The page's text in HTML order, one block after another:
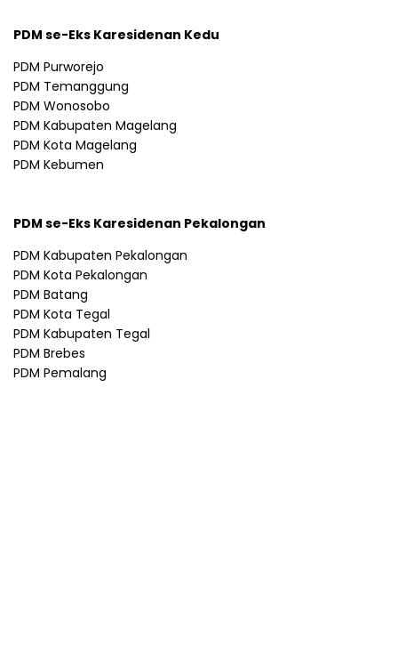
PDM se-Eks Karesidenan Kedu
PDM Purworejo
PDM Temanggung
PDM Wonosobo
PDM Kabupaten Magelang
PDM Kota Magelang
PDM Kebumen
PDM se-Eks Karesidenan Pekalongan
PDM Kabupaten Pekalongan
PDM Kota Pekalongan
PDM Batang
PDM Kota Tegal
PDM Kabupaten Tegal
PDM Brebes
PDM Pemalang